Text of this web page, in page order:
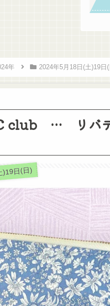
年 2024年5月18日(土)19日
club … リ
日(日)